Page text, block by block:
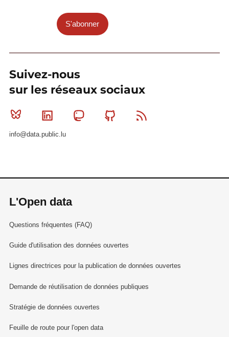
S'abonner
Suivez-nous
sur les réseaux sociaux
Bluesky Linkedin MastodonGithub
info@data.public.lu
L'Open data
Questions fréquentes (FAQ)
Guide d'utilisation des données ouvertes
Lignes directrices pour la publication de données ouvertes
Demande de réutilisation de données publiques
Stratégie de données ouvertes
Feuille de route pour l'open data